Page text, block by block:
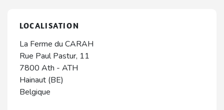
LOCALISATION
La Ferme du CARAH
Rue Paul Pastur, 11
7800 Ath - ATH
Hainaut (BE)
Belgique